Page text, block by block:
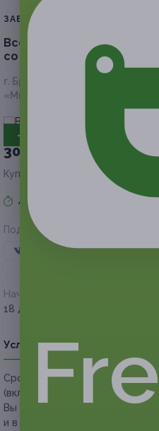
ЗАВЕРШЁННАЯ АКЦИЯ
Всё меню и напитки в
со скидкой 50%
г. Брянск, Советский р-н, ул.
«Миграционного центра»)
- 50%
30 руб.
Купон на скидку 50%
Акция завершена
Поделиться с друзьями
Начало действия
18 декабря 2018 г.
Условия Описание
Срок действия купонов:с
(включительно).
Вы можете предъявить купон
и в электронном виде.